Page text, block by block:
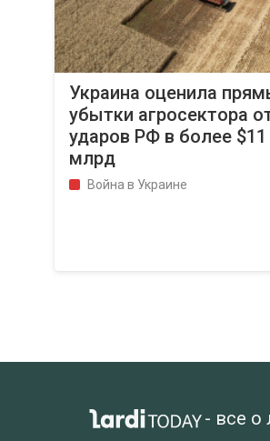
Украина оценила
убытки агросектора
ударов РФ в более $11
млрд
Война в Украине
- все о